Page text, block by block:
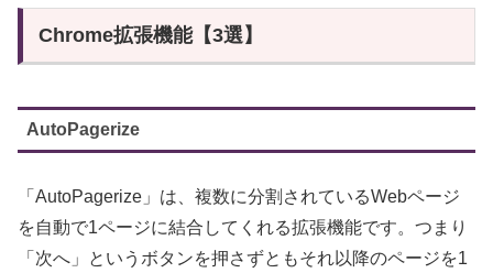
Chrome拡張機能【3選】
AutoPagerize
「AutoPagerize」は、複数に分割されているWebページ
を自動で1ページに結合してくれる拡張機能です。つまり
「次へ」というボタンを押さずともそれ以降のページを1